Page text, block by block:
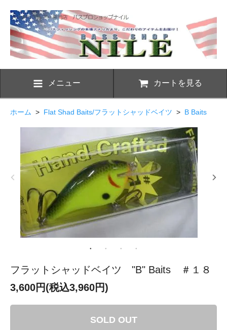
メニュー カートを見る
ホーム > Flat Shad Baits/フラットシャッドベイツ > B Baits
フラットシャッドベイツ "B" Baits ＃１８
3,600円(税込3,960円)
SOLD OUT